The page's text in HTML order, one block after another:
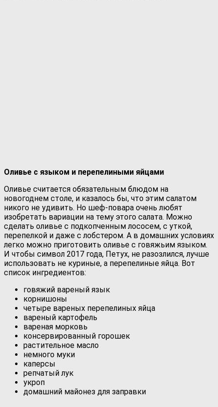
Оливье с языком и перепелиными яйцами
Оливье считается обязательным блюдом на
новогоднем столе, и казалось бы, что этим салатом
никого не удивить. Но шеф-повара очень любят
изобретать вариации на тему этого салата. Можно
сделать оливье с подкопченным лососем, с уткой,
перепелкой и даже с лобстером. А в домашних условиях
легко можно приготовить оливье с говяжьим языком.
И чтобы символ 2017 года, Петух, не разозлился, лучше
использовать не куриные, а перепелиные яйца. Вот
список ингредиентов:
говяжий вареный язык
корнишоны
четыре вареных перепелиных яйца
вареный картофель
вареная морковь
консервированный горошек
растительное масло
немного муки
каперсы
репчатый лук
укроп
домашний майонез для заправки